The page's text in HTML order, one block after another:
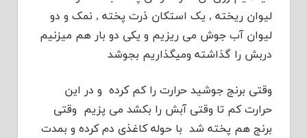
لیوان ریخته , یک استکان ذرت پخته , نمک و دو
لیوان آب جوش می ریزیم و یکی دو بار هم میزنیم
دربش را گذاشته ومیگذاریم بجوشد
وقتی برنج جوشید حرارت را کم کرده و در این
حرارت کم تا وقتی آبش را بکشد می پزیم وقتی
برنج هم پخته شد با حوله کاغذی دم کرده و بمدت